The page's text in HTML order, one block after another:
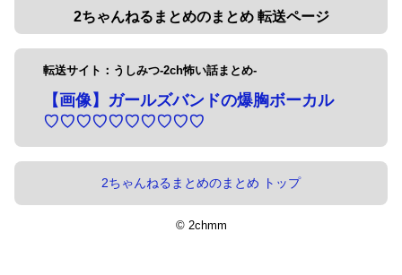
2ちゃんねるまとめのまとめ 転送ページ
転送サイト：うしみつ-2ch怖い話まとめ-
【画像】ガールズバンドの爆胸ボーカル
♡♡♡♡♡♡♡♡♡♡
2ちゃんねるまとめのまとめ トップ
© 2chmm